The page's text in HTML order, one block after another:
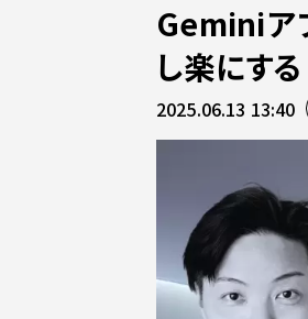
Geminiア
し楽にする
2025.06.13 13:40